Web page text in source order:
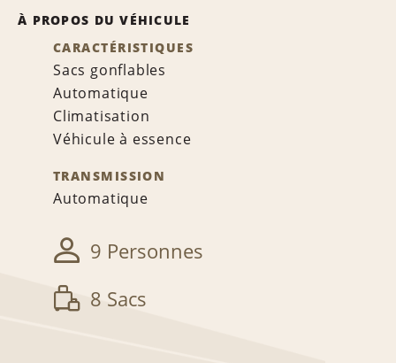
À PROPOS DU VÉHICULE
CARACTÉRISTIQUES
Sacs gonflables
Automatique
Climatisation
Véhicule à essence
TRANSMISSION
Automatique
9 Personnes
8 Sacs